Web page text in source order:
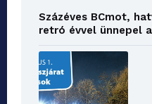
Százéves BCmot,
retró évvel ünnepel a